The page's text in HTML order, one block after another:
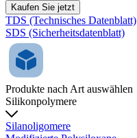
Kaufen Sie jetzt
TDS (Technisches Datenblatt)
SDS (Sicherheitsdatenblatt)
Produkte nach Art auswählen
Silikonpolymere
Silanoligomere